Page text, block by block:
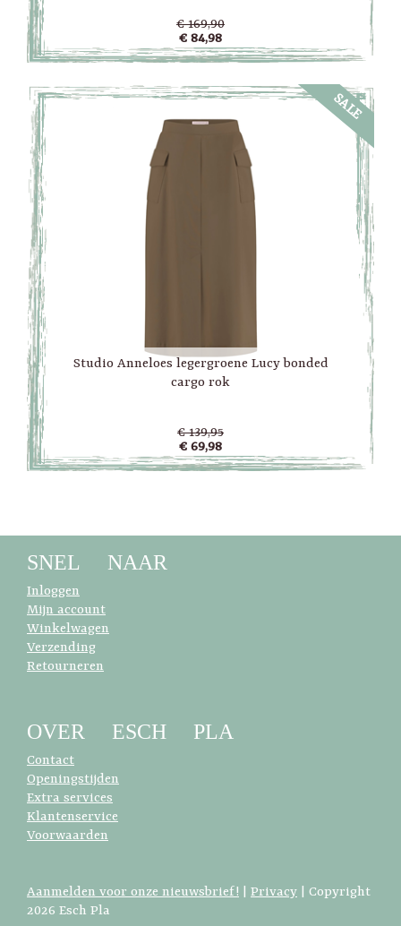
€ 169,90
€ 84,98
SALE
Studio Anneloes legergroene Lucy bonded
cargo rok
€ 139,95
€ 69,98
SNEL NAAR
Inloggen
Mijn account
Winkelwagen
Verzending
Retourneren
OVER ESCH PLA
Contact
Openingstijden
Extra services
Klantenservice
Voorwaarden
Aanmelden voor onze nieuwsbrief! Privacy | Copyright
2026 Esch Pla